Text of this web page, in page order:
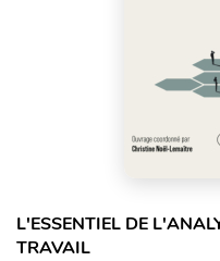
L'ESSENTIEL DE
TRAVAIL